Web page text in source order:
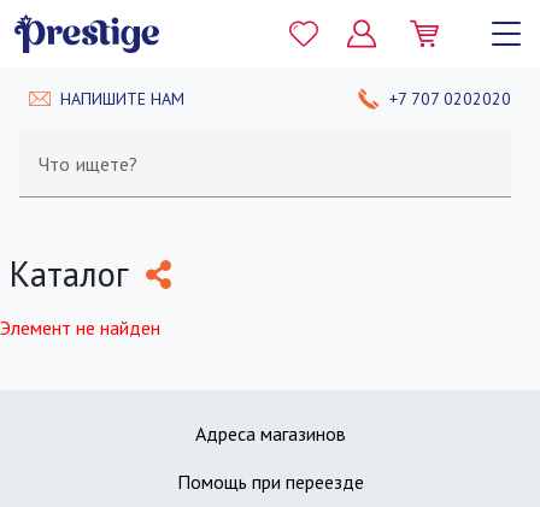
НАПИШИТЕ НАМ +7 707 0202020
Что ищете?
Каталог
Элемент не найден
Адреса магазинов
Помощь при переезде